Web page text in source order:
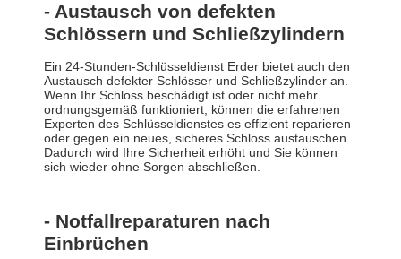
- Austausch von defekten
Schlössern und Schließzylindern
Ein 24-Stunden-Schlüsseldienst Erder bietet auch den
Austausch defekter Schlösser und Schließzylinder an.
Wenn Ihr Schloss beschädigt ist oder nicht mehr
ordnungsgemäß funktioniert, können die erfahrenen
Experten des Schlüsseldienstes es effizient reparieren
oder gegen ein neues, sicheres Schloss austauschen.
Dadurch wird Ihre Sicherheit erhöht und Sie können
sich wieder ohne Sorgen abschließen.
- Notfallreparaturen nach
Einbrüchen